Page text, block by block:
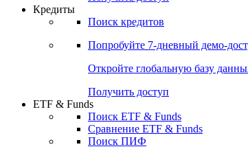
Откройте глобальную базу данных
Получить доступ
Кредиты
Поиск кредитов
Попробуйте7-дневный
Откройте глобальную базу данных
Получить доступ